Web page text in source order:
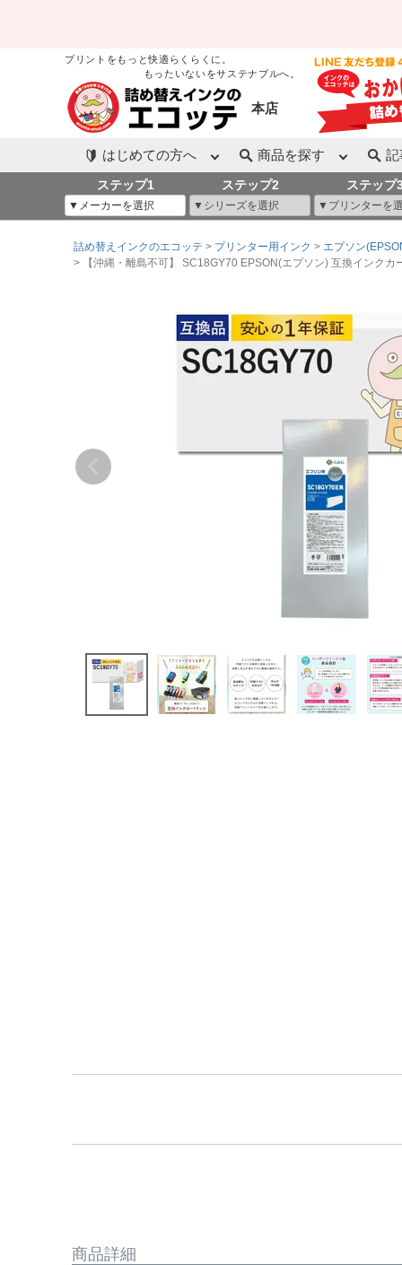
プリントをもっと快適らくらくに。
もったいないをサステナブルへ。
本店
はじめての方へ 商品を探す 記
ステップ1 ステップ2 ステップ
詰め替えインクのエコッテ プリンター用インク エプソン
【沖縄・離島不可】 SC18GY70 EPSON(エプソン) 互換インク
商品詳細